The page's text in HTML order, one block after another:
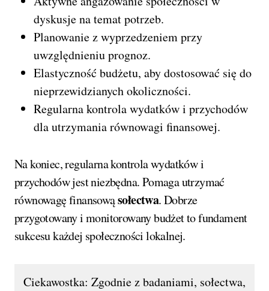
dyskusje na temat potrzeb.
Planowanie z wyprzedzeniem przy
uwzględnieniu prognoz.
Elastyczność budżetu, aby dostosować się do
nieprzewidzianych okoliczności.
Regularna kontrola wydatków i przychodów
dla utrzymania równowagi finansowej.
Na koniec, regularna kontrola wydatków i
przychodów jest niezbędna. Pomaga utrzymać
równowagę finansowąsołectwa. Dobrze
przygotowany i monitorowany budżet to fundament
sukcesu każdej społeczności lokalnej.
Ciekawostka: Zgodnie z badaniami, sołectwa,